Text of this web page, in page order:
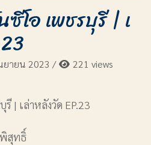
โอ เพชรบุรี | เ
ยายน 2023 /
221 views
| เล่าหลังวัด EP.23
สุทธิ์